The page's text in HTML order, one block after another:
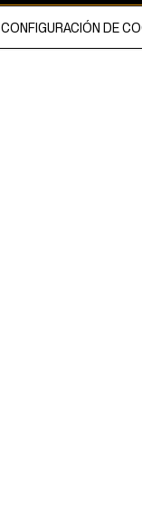
CONFIGURACIÓN DE